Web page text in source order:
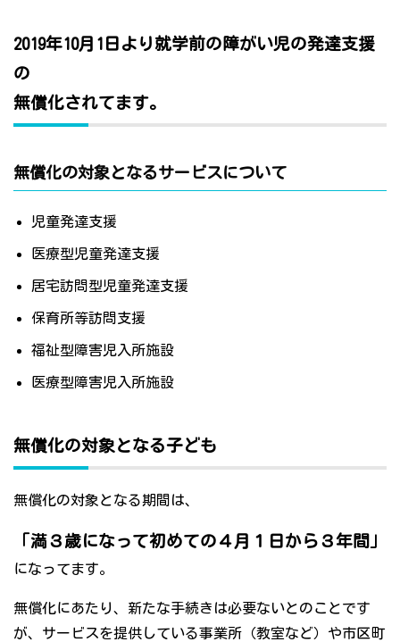
2019年10月1日より就学前の障がい児の発達支援
の
無償化されてます。
無償化の対象となるサービスについて
児童発達支援
医療型児童発達支援
居宅訪問型児童発達支援
保育所等訪問支援
福祉型障害児入所施設
医療型障害児入所施設
無償化の対象となる子ども
無償化の対象となる期間は、
「満３歳になって初めての４月１日から３年間」
になってます。
無償化にあたり、新たな手続きは必要ないとのことです
が、サービスを提供している事業所（教室など）や市区町